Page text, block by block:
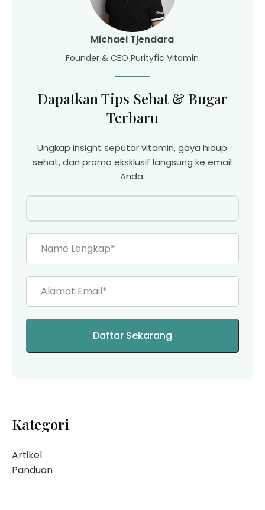
Michael Tjendara
Founder & CEO Purityfic Vitamin
Dapatkan Tips Sehat & Bugar
Terbaru
Ungkap insight seputar vitamin, gaya hidup
sehat, dan promo eksklusif langsung ke email
Anda.
Kategori
Artikel
Panduan